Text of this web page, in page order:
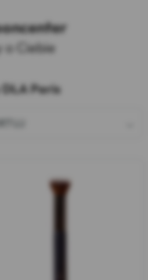
o Ciebie
Paris